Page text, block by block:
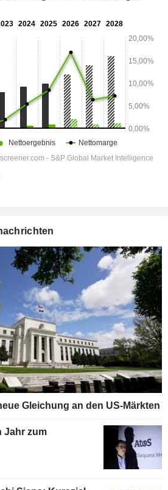
Gleichung an den US-Märkten
Jahr zum